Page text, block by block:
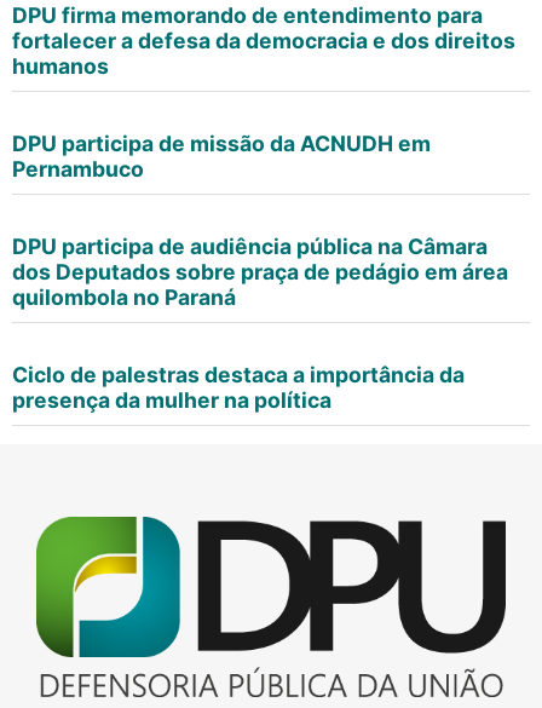
DPU firma memorando de entendimento para
fortalecer a defesa da democracia e dos direitos
humanos
DPU participa de missão da ACNUDH em
Pernambuco
DPU participa de audiência pública na Câmara
dos Deputados sobre praça de pedágio em área
quilombola no Paraná
Ciclo de palestras destaca a importância da
presença da mulher na política